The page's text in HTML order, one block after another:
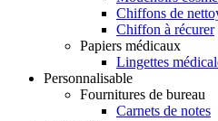
Chiffons de
Chiffon à récurer
Papiers médicaux
Lingettes
Personnalisable
Fournitures de bureau
Carnets de notes